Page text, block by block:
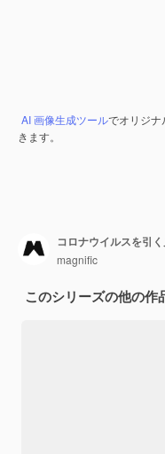
AI 画像生成ツールでオリジナ
きます。
コロナウイルスを引
magnific
このシリーズの他の作